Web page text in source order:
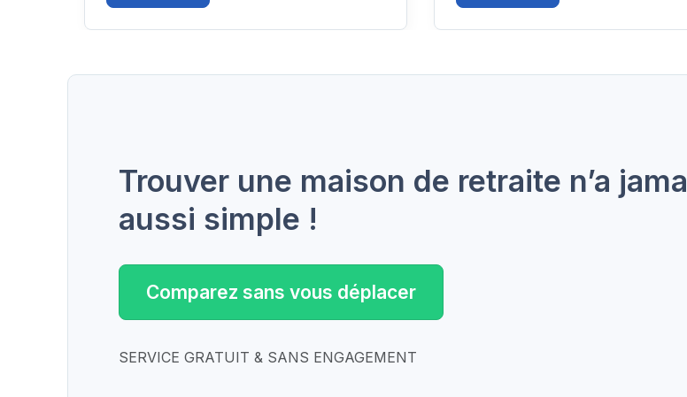
Trouver une maison de retraite n’a
aussi simple !
Comparez sans vous déplacer
SERVICE GRATUIT & SANS ENGAGEMENT